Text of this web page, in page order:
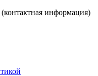
информация)